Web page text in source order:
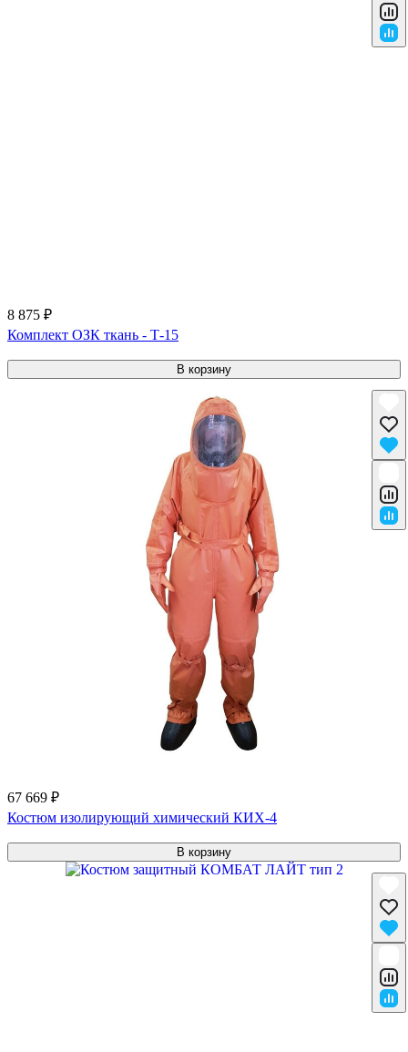
8 875 ₽
Комплект ОЗК ткань - Т-15
В корзину
67 669 ₽
Костюм изолирующий химический КИХ-4
В корзину